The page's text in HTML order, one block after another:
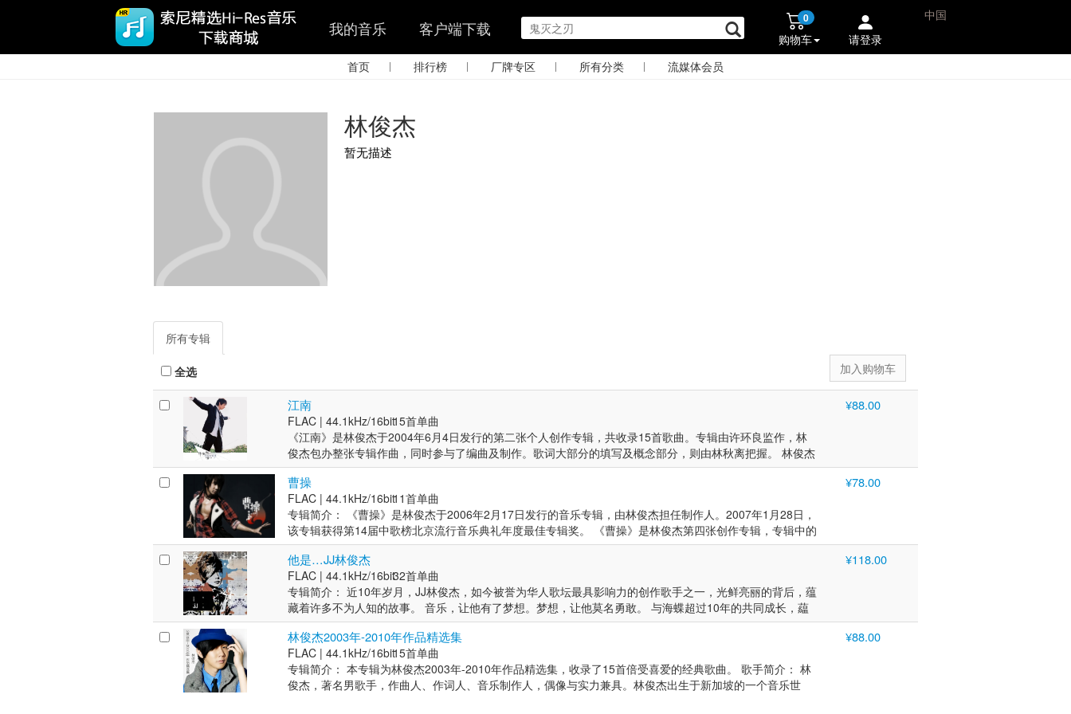
我的音乐 客户端下载 0
购物车 请登录
中国
首页 | 排行榜 | 厂牌专区 | 所有分类 | 流媒体会员
林俊杰
暂无描述
所有专辑
全选
江南
FLAC | 44.1kHz/16bit15首单曲
《江南》是林俊杰于2004年6月4日发行的第二张个人创作专辑，共收录15首歌曲。专辑由许环良监作，林
俊杰包办整张专辑作曲，同时参与了编曲及制作。歌词大部分的填写及概念部分，则由林秋离把握。 林俊杰
因为他的上一张专辑《乐行者》而走过亚洲各大城市，因风俗民情的不同，让身为创作艺人的他有了更多
的“文化震荡”，尤其是他走过中国内地的26个城镇带给他最多的创作灵感与刺激。专辑中的《江南》这首歌
正是他沿路背着计算机和Keyboard所酝酿出来的。 对于这张专辑的制作，林俊杰也不惜远赴洛杉矶向迈克
尔•杰克逊专属录音师Brian Gardner见习录音技巧。而在舞蹈肢体部分则延请B2k（美国嘻哈舞蹈团体）的
编舞老师Dave Scott指导，Scott更在私下传授了林俊杰舞台个人魅力小技巧，使林俊杰得以进步。 林俊
杰，著名男歌手，作曲人、作词人、音乐制作人，偶像与实力兼具。林俊杰出生于新加坡的一个音乐世家。
在父母的引导下，4岁就开始学习古典钢琴，不善言辞的他由此发现了另一种与人沟通的语言。小时候的林
俊杰把哥哥林俊峰当作偶像，跟随哥哥的步伐做任何事，直到接触流行音乐后，便爱上创作这一条路。2003
年以专辑《乐行者》出道，2004年一曲《江南》红遍两岸三地，凭借其健康的形象，迷人的声线，出众的唱
功，卓越的才华，迅速成为华语流行乐坛的领军人物之一，迄今为止共创作数百首音乐作品，唱片销量在全
亚洲逾1000万张。2007年成立个人音乐制作公司JFJ，2008创立潮流品牌SMG。2011年被媒体封为“新四大
天王”之一，同年8月8日正式加盟华纳音乐，开启事业新乐章。2012年发行故事影像书《记得》，成功跻身
畅销书作家行列。获得多项奖项：第15届金曲奖最佳新人奖，6届新加坡金曲奖大奖，6届新加坡词曲版权协
会大奖，8届全球华语歌曲排行榜大奖，5届MusicRadio中国TOP排行榜大奖。
¥88.00
曹操
FLAC | 44.1kHz/16bit11首单曲
专辑简介： 《曹操》是林俊杰于2006年2月17日发行的音乐专辑，由林俊杰担任制作人。2007年1月28日，
该专辑获得第14届中歌榜北京流行音乐典礼年度最佳专辑奖。 《曹操》是林俊杰第四张创作专辑，专辑中的
歌曲都是他前往纽约闭关期间创作完成的。在创作时，林俊杰没有拘泥于概念的完整性，而是回归到音乐人
文的一面, 力求用纯粹的想法呈现出旋律和感动。林俊杰希望用不同的曲风表现出不同角度的爱情状态。而
为了追求精良的制作效果，林俊杰特地到美国做母带处理。 艺术家简介： 林俊杰，著名男歌手，作曲人、
作词人、音乐制作人，偶像与实力兼具。林俊杰出生于新加坡的一个音乐世家。在父母的引导下，4岁就开
始学习古典钢琴，不善言辞的他由此发现了另一种与人沟通的语言。小时候的林俊杰把哥哥林俊峰当作偶
像，跟随哥哥的步伐做任何事，直到接触流行音乐后，便爱上创作这一条路。2003年以专辑《乐行者》出
道，2004年一曲《江南》红遍两岸三地，凭借其健康的形象，迷人的声线，出众的唱功，卓越的才华，迅速
成为华语流行乐坛的领军人物之一，迄今为止共创作数百首音乐作品，唱片销量在全亚洲逾1000万张。
2007年成立个人音乐制作公司JFJ，2008创立潮流品牌SMG。2011年被媒体封为“新四大天王”之一，同年8
月8日正式加盟华纳音乐，开启事业新乐章。2012年发行故事影像书《记得》，成功跻身畅销书作家行列。
¥78.00
他是…JJ林俊杰
FLAC | 44.1kHz/16bit32首单曲
专辑简介： 近10年岁月，JJ林俊杰，如今被誉为华人歌坛最具影响力的创作歌手之一，光鲜亮丽的背后，蕴
藏着许多不为人知的故事。 音乐，让他有了梦想。梦想，让他莫名勇敢。 与海蝶超过10年的共同成长，藴
育出扎实的情感联结； 每一个阶段都体现一种成长，每一个过程都呈现最透明的故事从他的每一首创作裡，
都体现一路上的学习，流露出所吸收的养分。风风雨雨、美好回忆，点滴心头不言而喻。 这张精选辑，不仅
仅只是一张专辑的问世；或是将所有发表过的歌曲集结成辑，而是不管光荣、低潮、开心、沮丧、掌声、嘘
声、看好、不看好……这是，JJ林俊杰和海蝶因为玩得开心，所以最专心的...3000多个日子。 于是，是如此
一张深刻记念的作品，在整体的创意设计上，迥异过去的模式，特别合作…… 自幼学习美术出身，不甘於纯
¥118.00
林俊杰2003年-2010年作品精选集
FLAC | 44.1kHz/16bit15首单曲
专辑简介： 本专辑为林俊杰2003年-2010年作品精选集，收录了15首倍受喜爱的经典歌曲。 歌手简介： 林
俊杰，著名男歌手，作曲人、作词人、音乐制作人，偶像与实力兼具。林俊杰出生于新加坡的一个音乐世
¥88.00